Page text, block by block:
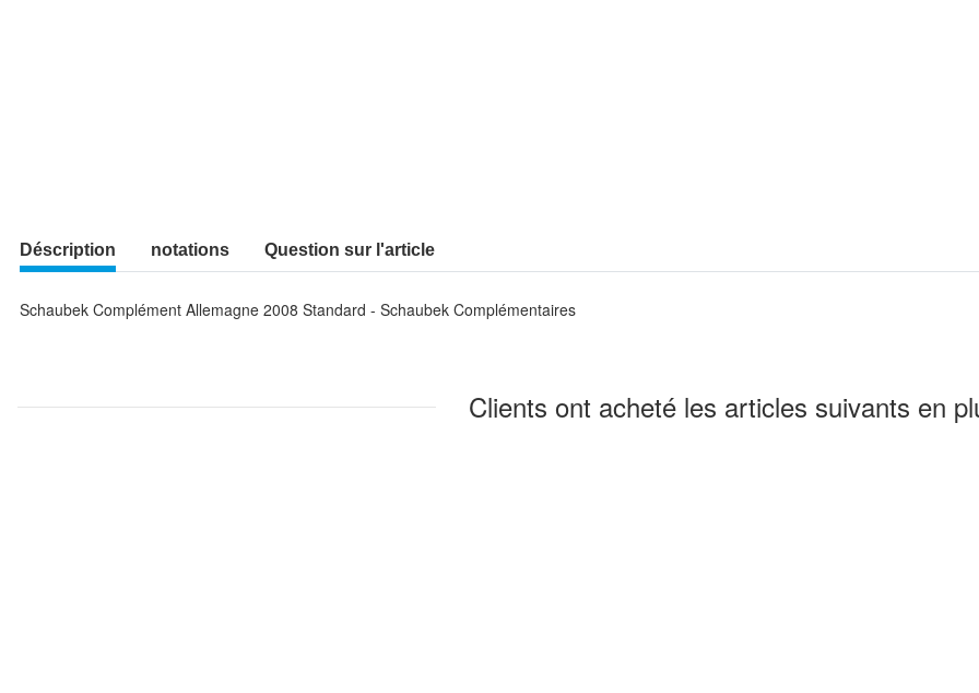
Déscription notations Question sur l'article
Schaubek Complément Allemagne 2008 Standard - Schaubek Complémentaires
Clients ont acheté les articles suivants en